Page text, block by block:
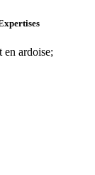
en ardoise;